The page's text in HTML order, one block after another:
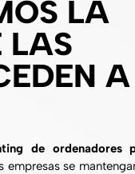
LA
LAS
de ordenadores
empresas se